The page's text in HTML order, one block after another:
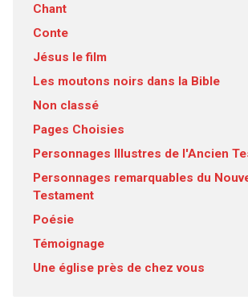
Chant
Conte
Jésus le film
Les moutons noirs dans la Bible
Non classé
Pages Choisies
Personnages Illustres de l'Ancien
Personnages remarquables du
Testament
Poésie
Témoignage
Une église près de chez vous